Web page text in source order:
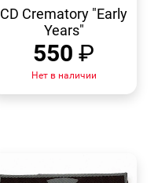
ПРОСМОТР
CD Crematory "Early
Years"
550 ₽
Нет в наличии